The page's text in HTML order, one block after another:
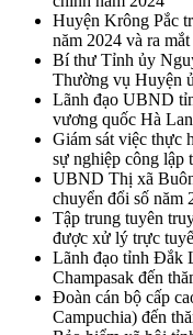
Huyện Krông Pắc
năm 2024 và ra
Bí thư Tỉnh ủy
Thường vụ Huyện
Lãnh đạo UBND
vương quốc Hà Lan
Giám sát việc thực
sự nghiệp công
UBND Thị xã
chuyển đổi số năm
Tập trung tuyên
được xử lý trực
Lãnh đạo tỉnh Đắk
Champasak đến
Đoàn cán bộ cấp
Campuchia) đến